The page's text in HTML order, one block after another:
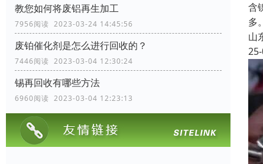
教您如何将废铝再生加工
7956阅读 2023-03-24 14:45:56
废铂催化剂是怎么进行回收的？
7446阅读 2023-03-04 12:30:24
锡再回收有哪些方法
6960阅读 2023-03-04 12:23:13
含
多
山